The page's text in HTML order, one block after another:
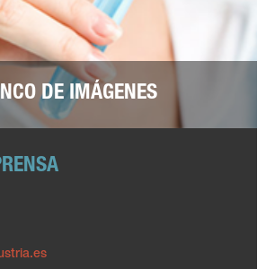
DE IMÁGENES